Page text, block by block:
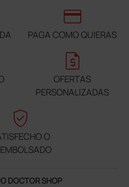
credit_card
PAGA COMO QUIERAS
request_quote
OFERTAS
PERSONALIZADAS
verified_user
O
DOCTOR SHOP